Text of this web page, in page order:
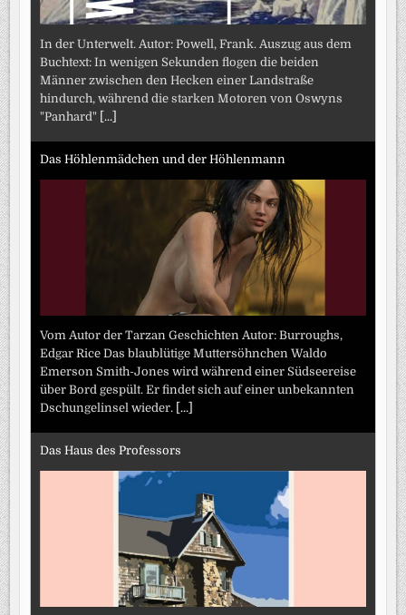
In der Unterwelt. Autor: Powell, Frank. Auszug aus dem
Buchtext: In wenigen Sekunden flogen die beiden
Männer zwischen den Hecken einer Landstraße
hindurch, während die starken Motoren von Oswyns
"Panhard" [...]
Das Höhlenmädchen und der Höhlenmann
Vom Autor der Tarzan Geschichten Autor: Burroughs,
Edgar Rice Das blaublütige Muttersöhnchen Waldo
Emerson Smith-Jones wird während einer Südseereise
über Bord gespült. Er findet sich auf einer unbekannten
Dschungelinsel wieder. [...]
Das Haus des Professors